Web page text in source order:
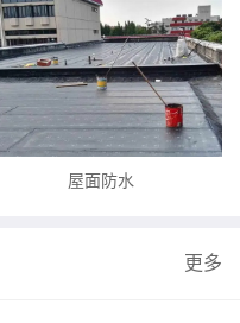
屋面防水
更多